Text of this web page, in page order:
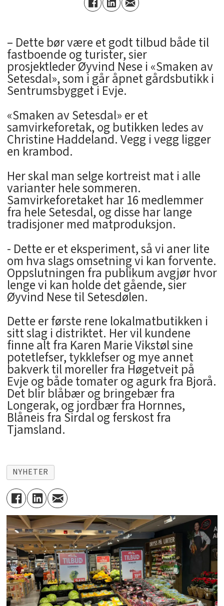
– Dette bør være et godt tilbud både til
fastboende og turister, sier
prosjektleder Øyvind Nese i «Smaken av
Setesdal», som i går åpnet gårdsbutikk i
Sentrumsbygget i Evje.
«Smaken av Setesdal» er et
samvirkeforetak, og butikken ledes av
Christine Haddeland. Vegg i vegg ligger
en krambod.
Her skal man selge kortreist mat i alle
varianter hele sommeren.
Samvirkeforetaket har 16 medlemmer
fra hele Setesdal, og disse har lange
tradisjoner med matproduksjon.
- Dette er et eksperiment, så vi aner lite
om hva slags omsetning vi kan forvente.
Oppslutningen fra publikum avgjør hvor
lenge vi kan holde det gående, sier
Øyvind Nese til Setesdølen.
Dette er første rene lokalmatbutikken i
sitt slag i distriktet. Her vil kundene
finne alt fra Karen Marie Vikstøl sine
potetlefser, tykklefser og mye annet
bakverk til moreller fra Høgetveit på
Evje og både tomater og agurk fra Bjorå.
Det blir blåbær og bringebær fra
Longerak, og jordbær fra Hornnes,
Blåneis fra Sirdal og ferskost fra
Tjamsland.
NYHETER